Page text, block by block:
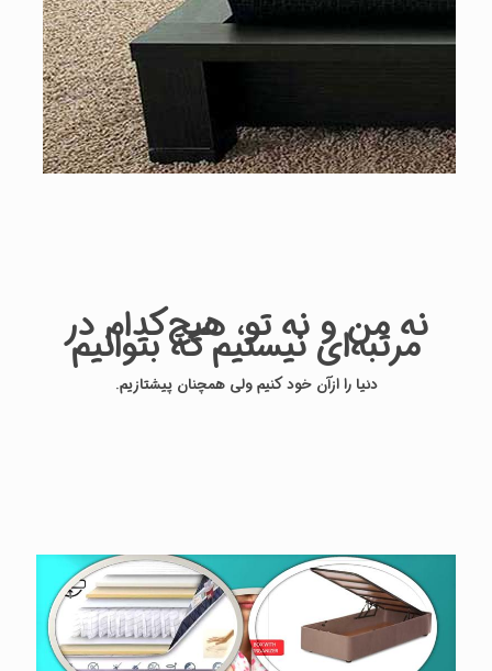
نه من و نه تو، هیچ‌کدام در
مرتبه‌ای نیستیم که بتوانیم
دنیا را ازآن خود کنیم ولی همچنان پیشتازیم.